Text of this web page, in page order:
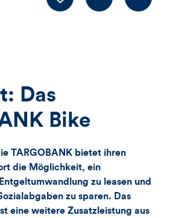
Das
Bike
TARGOBANK bietet ihren
die Möglichkeit, ein
zu leasen und
zu sparen. Das
eine weitere Zusatzleistung aus